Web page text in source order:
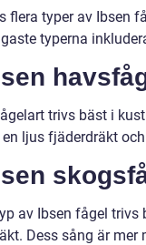
flera typer av Ibsen
typerna
trivs bäst i
en ljus fjäderdräkt
av Ibsen fågel trivs
Dess sång är